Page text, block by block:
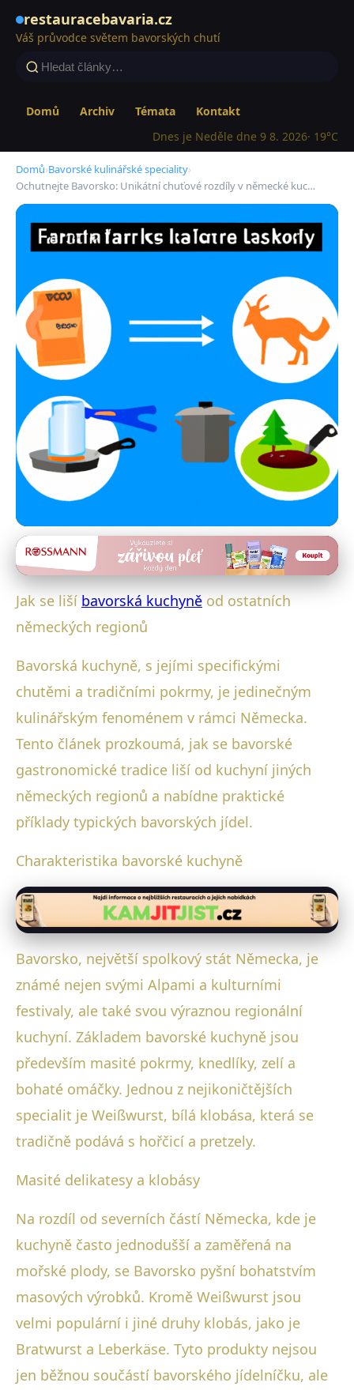
restauracebavaria.cz
Váš průvodce světem bavorských chutí
Domů Archiv Témata
Kontakt
Dnes je Neděle dne 9 8. 2026· 19°C
Domů›Bavorské kulinářské speciality›
Ochutnejte Bavorsko: Unikátní chuťové rozdíly v německé kuc…
Bavorské kulinářské speciality
Ochutnejte Bavorsko: Unikátní
chuťové rozdíly v německé
Jak se liší bavorská kuchyně od ostatních
německých regionů
Bavorská kuchyně, s jejími specifickými
chutěmi a tradičními pokrmy, je jedinečným
kulinářským fenoménem v rámci Německa.
Tento článek prozkoumá, jak se bavorské
gastronomické tradice liší od kuchyní jiných
německých regionů a nabídne praktické
příklady typických bavorských jídel.
Charakteristika bavorské kuchyně
Bavorsko, největší spolkový stát Německa, je
známé nejen svými Alpami a kulturními
festivaly, ale také svou výraznou regionální
kuchyní. Základem bavorské kuchyně jsou
především masité pokrmy, knedlíky, zelí a
bohaté omáčky. Jednou z nejikoničtějších
specialit je Weißwurst, bílá klobása, která se
tradičně podává s hořčicí a pretzely.
Masité delikatesy a klobásy
Na rozdíl od severních částí Německa, kde je
kuchyně často jednodušší a zaměřená na
mořské plody, se Bavorsko pyšní bohatstvím
masových výrobků. Kromě Weißwurst jsou
velmi populární i jiné druhy klobás, jako je
Bratwurst a Leberkäse. Tyto produkty nejsou
jen běžnou součástí bavorského jídelníčku, ale